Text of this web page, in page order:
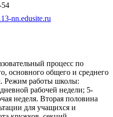
54
nn.edusite.ru
процесс по
основного общего и среднего
Режим работы школы:
рабочей недели; 5-
неделя. Вторая половина
для учащихся и